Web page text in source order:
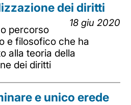
dei diritti
18 giu 2020
percorso
e filosofico che ha
alla teoria della
dei diritti
e unico erede